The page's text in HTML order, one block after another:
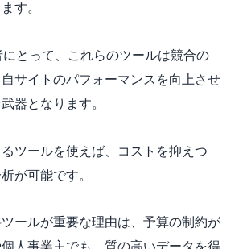
す。
とって、これらのツールは競合の
サイトのパフォーマンスを向上させ
器となります。
ツールを使えば、コストを抑えつ
が可能です。
ールが重要な理由は、予算の制約が